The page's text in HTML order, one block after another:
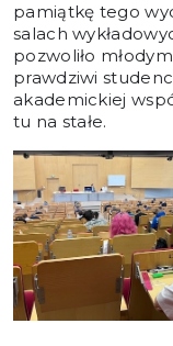
pamiątkę tego
salach
pozwoliło
prawdziwi
akademickiej
tu na stałe.